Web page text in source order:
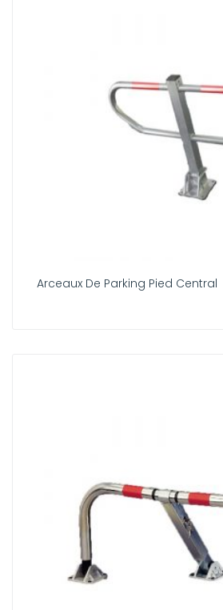
Arceaux De Parking Pied Central